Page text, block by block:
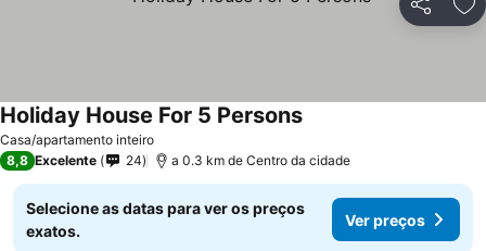
Partilhar
Casa/apartamento inteiro
Holiday House For 5 PersonsVer preços
8,8 Excelente 24 a 0.3 km de Centro da cidade
Selecione as datas para ver os preços
exatos.
Ver preços